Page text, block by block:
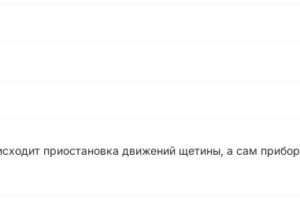
приостановка движений щетины, а сам прибор